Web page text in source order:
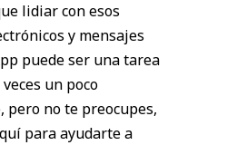
lidiar con esos
y mensajes
puede ser una tarea
un poco
pero no te preocupes,
para ayudarte a